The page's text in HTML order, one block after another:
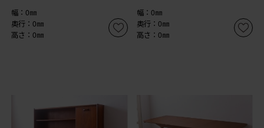
幅：0㎜
奥行：0㎜
高さ：0㎜
幅：0㎜
奥行：0㎜
高さ：0㎜